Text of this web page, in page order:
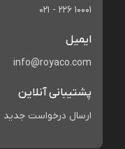
021 - 226 10001
ایمیل
info@royaco.com
پشتیبانی آنلاین
ارسال درخواست جدید